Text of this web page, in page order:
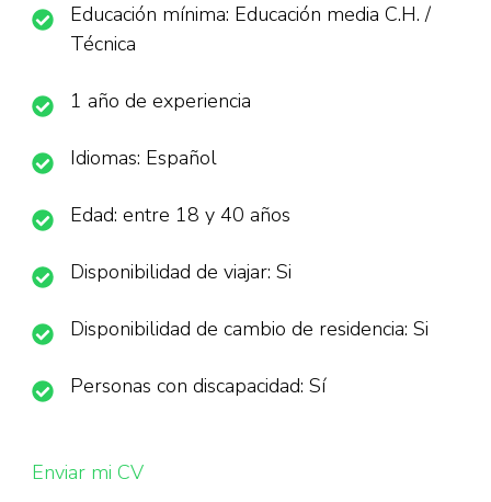
Educación mínima: Educación media C.H. /
Técnica
1 año de experiencia
Idiomas: Español
Edad: entre 18 y 40 años
Disponibilidad de viajar: Si
Disponibilidad de cambio de residencia: Si
Personas con discapacidad: Sí
Enviar mi CV